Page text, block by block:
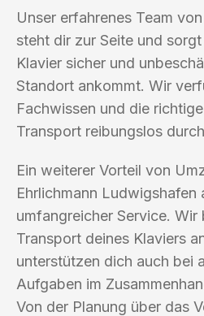
Unser erfahrenes Team
steht dir zur Seite und
Klavier sicher und
Standort ankommt. Wir
Fachwissen und die
Transport reibungslos
Ein weiterer Vorteil von
Ehrlichmann Ludwigshafen
umfangreicher Service. Wir
Transport deines Klaviers
unterstützen dich auch bei
Aufgaben im
Von der Planung über das